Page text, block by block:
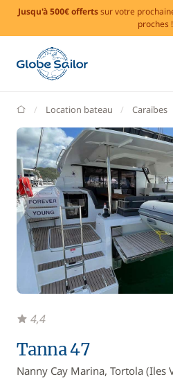
Jusqu'à 500€ offertssur votre
proches !
GlobeSailor
Location bateau Caraïbes
Tanna 47
Nanny Cay Marina, Tortola (Iles
4,4